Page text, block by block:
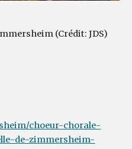
(Crédit: JDS)
choeur-chorale-
de-zimmersheim-